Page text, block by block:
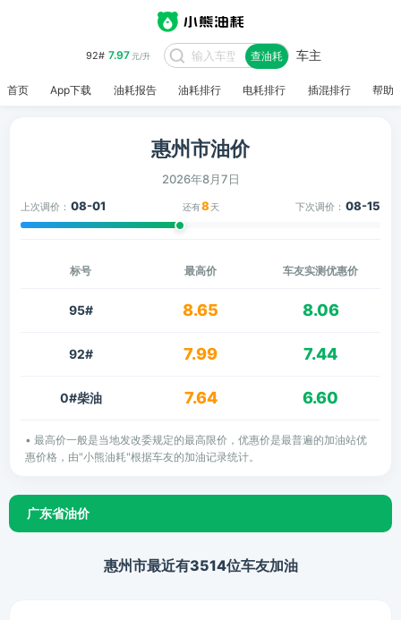
92# 7.97元/升 查油耗 车主
首页 App下载 油耗报告 油耗排行 电耗排行 插混排行 帮助
惠州市油价
2026年8月7日
上次调价： 08-01 还有8 天 下次调价： 08-15
标号 最高价 车友实测优惠价
95# 8.65 8.06
92# 7.99 7.44
0#柴油 7.64 6.60
• 最高价一般是当地发改委规定的最高限价，优惠价是最普遍的加油站优
惠价格，由"小熊油耗"根据车友的加油记录统计。
广东省油价
惠州市最近有3514位车友加油